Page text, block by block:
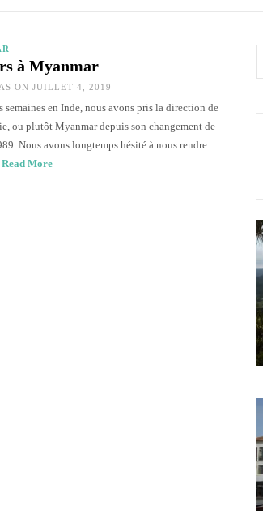
à Myanmar
ON JUILLET 4, 2019
semaines en Inde, nous avons pris la direction de
ou plutôt Myanmar depuis son changement de
Nous avons longtemps hésité à nous rendre
Read More